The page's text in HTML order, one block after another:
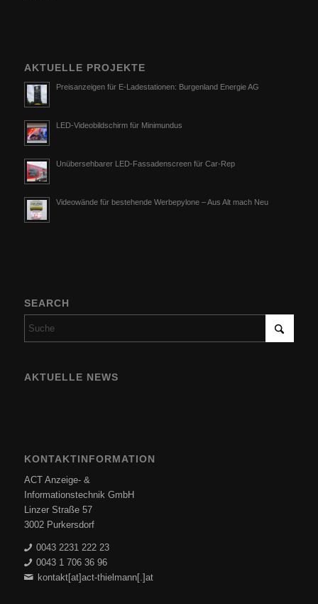
AKTUELLE PROJEKTE
Preisanzeigen für E-Ladestationen: Burgenland Energie AG
LED-Videobildschirm für Minimundus
Unübersehbarer LED-Fassadenscreen für Car-Rep
Videowände für bestehende Werbepylone – Aus Alt mach Neu
SEARCH
AKTUELLE NEWS
KONTAKTINFORMATION
ACT Anzeige- &
Informationstechnik GmbH
Linzer Straße 57
3002 Purkersdorf
0043 2231 222 23
0043 1 706 36 96
kontakt[at]act-thielmann[.]at